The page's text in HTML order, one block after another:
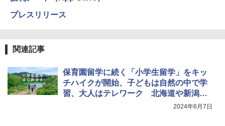
プレスリリース
関連記事
保育園留学に続く「小学生留学」をキッ
チハイクが開始、子どもは自然の中で学
習、大人はテレワーク 北海道や新潟県
2024年6月7日